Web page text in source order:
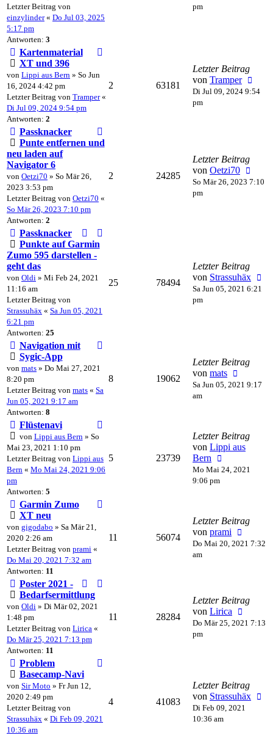
Letzter Beitrag von
einzylinder« Do Jul 03, 2025
5:17 pm
Antworten: 3
pm
Kartenmaterial
XT und 396
von Lippi aus Bern » So Jun
16, 2024 4:42 pm
Letzter Beitrag von Tramper«
Di Jul 09, 2024 9:54 pm
Antworten: 2
2 63181
Letzter Beitrag
von Tramper
Di Jul 09, 2024 9:54
pm
Passknacker
Punte entfernen und
neu laden auf
Navigator 6
von Oetzi70 » So Mär 26,
2023 3:53 pm
Letzter Beitrag von Oetzi70 «
So Mär 26, 2023 7:10 pm
Antworten: 2
2 24285
Letzter Beitrag
von Oetzi70
So Mär 26, 2023 7:10
pm
Passknacker
Punkte auf Garmin
Zumo 595 darstellen -
geht das
von Oldi » Mi Feb 24, 2021
11:16 am
Letzter Beitrag von
Strassuhäx « Sa Jun 05, 2021
6:21 pm
Antworten: 25
25 78494
Letzter Beitrag
von Strassuhäx
Sa Jun 05, 2021 6:21
pm
Navigation mit
Sygic-App
von mats » Do Mai 27, 2021
8:20 pm
Letzter Beitrag von mats « Sa
Jun 05, 2021 9:17 am
Antworten: 8
8 19062
Letzter Beitrag
von mats
Sa Jun 05, 2021 9:17
am
Flüstenavi
von Lippi aus Bern » So
Mai 23, 2021 1:10 pm
Letzter Beitrag von Lippi aus
Bern « Mo Mai 24, 2021 9:06
pm
Antworten: 5
5 23739
Letzter Beitrag
von Lippi aus
Bern
Mo Mai 24, 2021
9:06 pm
Garmin Zumo
XT neu
von gigodabo » Sa Mär 21,
2020 2:26 am
Letzter Beitrag von prami «
Do Mai 20, 2021 7:32 am
Antworten: 11
11 56074
Letzter Beitrag
von prami
Do Mai 20, 2021 7:32
am
Poster 2021 -
Bedarfsermittlung
von Oldi » Di Mär 02, 2021
1:48 pm
Letzter Beitrag von Lirica «
Do Mär 25, 2021 7:13 pm
Antworten: 11
11 28284
Letzter Beitrag
von Lirica
Do Mär 25, 2021 7:13
pm
Problem
Basecamp-Navi
von Sir Moto » Fr Jun 12,
2020 2:49 pm
Letzter Beitrag von
Strassuhäx « Di Feb 09, 2021
10:36 am
4 41083
Letzter Beitrag
von Strassuhäx
Di Feb 09, 2021
10:36 am